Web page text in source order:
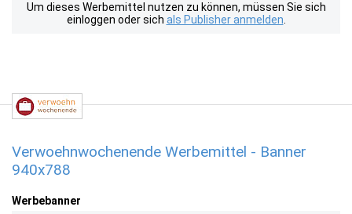
Um dieses Werbemittel nutzen zu können, müssen Sie sich
einloggen oder sich als Publisher anmelden
Verwoehnwochenende Werbemittel - Banner
940x788
Werbebanner